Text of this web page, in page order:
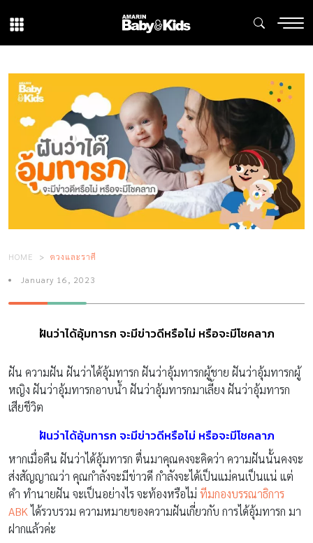
HOME ดวงและราศี
January 16, 2023
ฝันว่าได้อุ้มทารก จะมีข่าวดีหรือไม่ หรือจะมีโชคลาภ
ฝัน ความฝัน ฝันว่าได้อุ้มทารก ฝันว่าอุ้มทารกผู้ชาย ฝันว่าอุ้มทารกผู้
หญิง ฝันว่าอุ้มทารกอาบน้ำ ฝันว่าอุ้มทารกมาเลี้ยง ฝันว่าอุ้มทารก
เสียชีวิต
ฝันว่าได้อุ้มทารก จะมีข่าวดีหรือไม่ หรือจะมีโชคลาภ
หากเมื่อคืน ฝันว่าได้อุ้มทารก ตื่นมาคุณคงจะคิดว่า ความฝันนั้นคงจะ
ส่งสัญญาณว่า คุณกำลังจะมีข่าวดี กำลังจะได้เป็นแม่คนเป็นแน่ แต่
คำ ทำนายฝัน จะเป็นอย่างไร จะท้องหรือไม่ ทีมกองบรรณาธิการ
ABKได้รวบรวม ความหมายของความฝันเกี่ยวกับ การได้อุ้มทารก มา
ฝากแล้วค่ะ